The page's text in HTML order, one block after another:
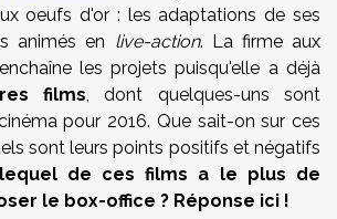
oeufs d'or : les adaptations de ses
animés en live-action. La firme aux
les projets puisqu'elle a déjà
films, dont quelques-uns sont
pour 2016. Que sait-on sur ces
sont leurs points positifs et négatifs
lequel de ces films a le plus de
le box-office ? Réponse ici !